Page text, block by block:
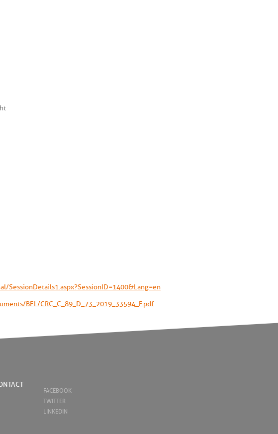
BEL/CRC_C_89_D_73_2019_33594_F.pdf
FACEBOOK
TWITTER
LINKEDIN